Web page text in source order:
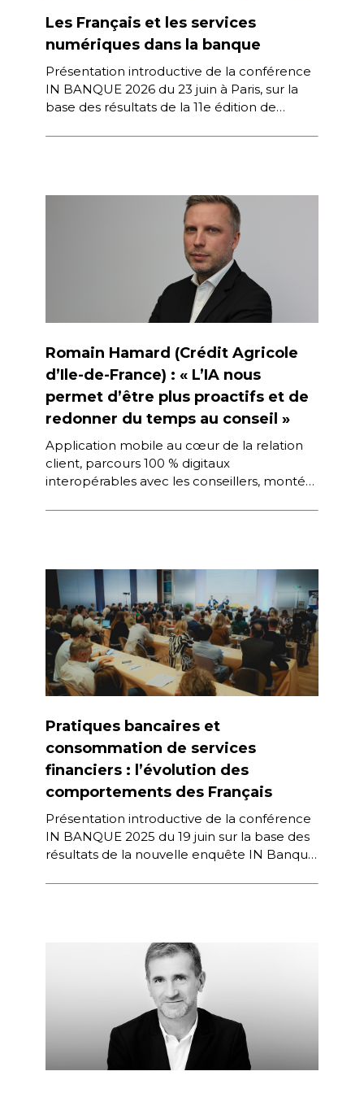
Les Français et les services
numériques dans la banque
Présentation introductive de la conférence
IN BANQUE 2026 du 23 juin à Paris, sur la
base des résultats de la 11e édition de
Romain Hamard (Crédit Agricole
d’Ile-de-France) : « L’IA nous
permet d’être plus proactifs et de
redonner du temps au conseil »
Application mobile au cœur de la relation
client, parcours 100 % digitaux
interopérables avec les conseillers, montée
Pratiques bancaires et
consommation de services
financiers : l’évolution des
comportements des Français
Présentation introductive de la conférence
IN BANQUE 2025 du 19 juin sur la base des
résultats de la nouvelle enquête IN Banque